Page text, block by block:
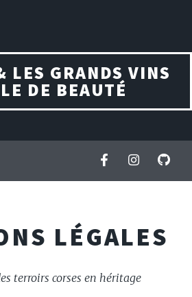
LES GRANDS VINS
DE BEAUTÉ
LÉGALES
terroirs corses en héritage